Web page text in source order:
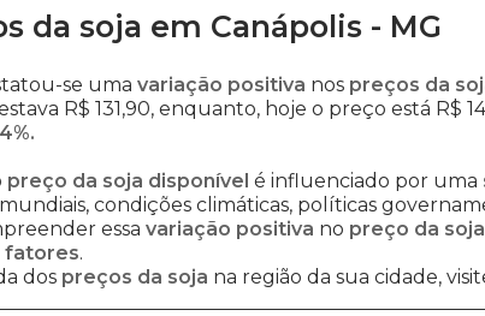
da soja em Canápolis - MG
se uma variação positiva nos preços da
R$ 131,90, enquanto, hoje o preço está R$
preço da soja disponível é influenciado por uma
condições climáticas, políticas
essa variação positiva no preço da soja
fatores.
dos preços da soja na região da sua cidade,